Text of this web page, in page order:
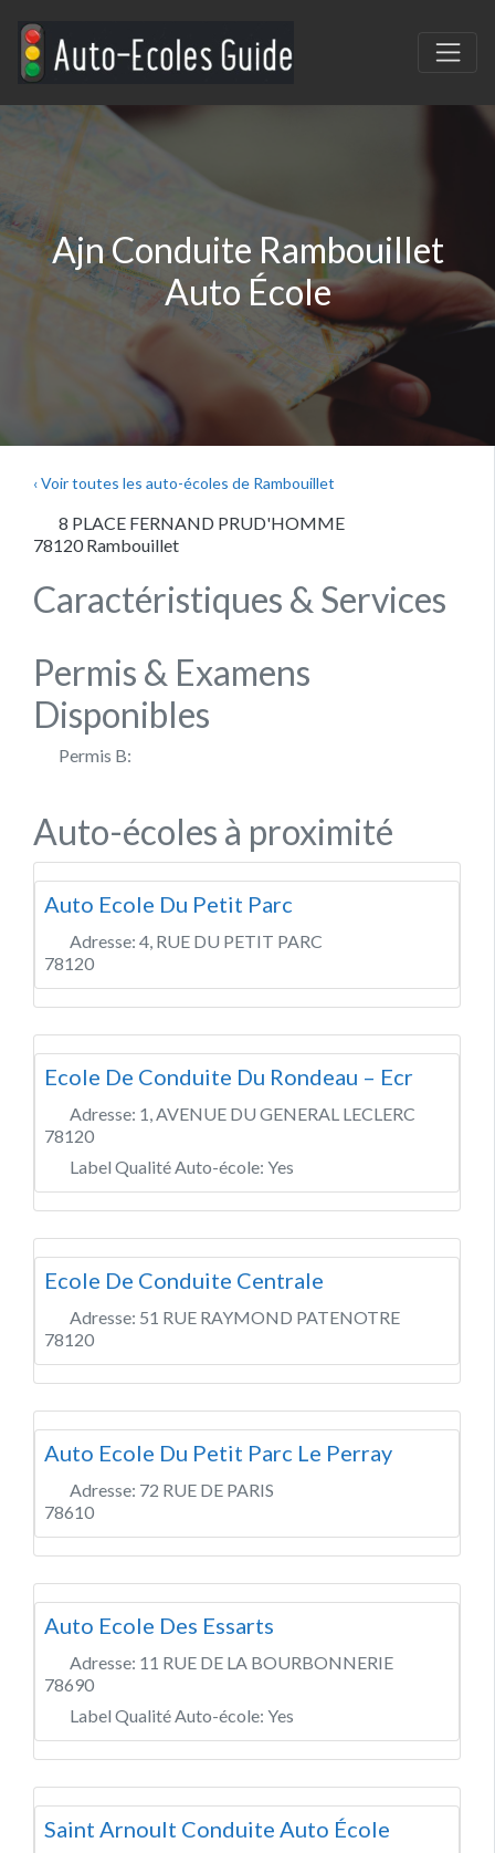
Ajn Conduite Rambouillet
Auto École
‹ Voir toutes les auto-écoles de Rambouillet
8 PLACE FERNAND PRUD'HOMME
78120 Rambouillet
Caractéristiques & Services
Permis & Examens
Disponibles
Permis B:
Auto-écoles à proximité
Auto Ecole Du Petit Parc
Adresse: 4, RUE DU PETIT PARC
78120
Ecole De Conduite Du Rondeau – Ecr
Adresse: 1, AVENUE DU GENERAL LECLERC
78120
Label Qualité Auto-école: Yes
Ecole De Conduite Centrale
Adresse: 51 RUE RAYMOND PATENOTRE
78120
Auto Ecole Du Petit Parc Le Perray
Adresse: 72 RUE DE PARIS
78610
Auto Ecole Des Essarts
Adresse: 11 RUE DE LA BOURBONNERIE
78690
Label Qualité Auto-école: Yes
Saint Arnoult Conduite Auto École